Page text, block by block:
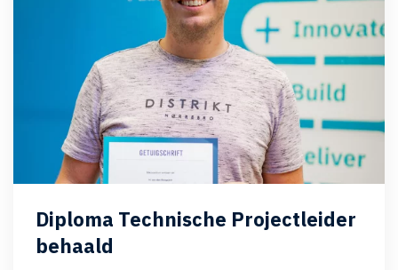
Diploma Technische Projectleider
behaald